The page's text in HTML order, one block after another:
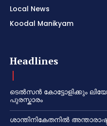
Local News
Koodal Manikyam
Headlines
ടെൽസൻ കോട്ടോളിക്കും
പുരസ്കാരം
ശാന്തിനികേതനിൽ